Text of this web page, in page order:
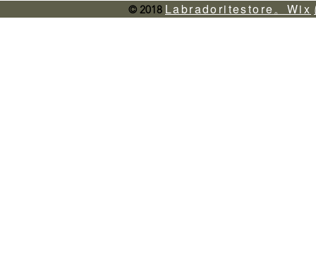
© 2018 Labradoritestore。Wix